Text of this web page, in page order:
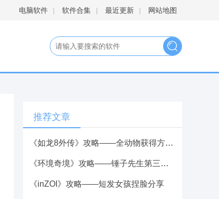
电脑软件 | 软件合集 | 最近更新 | 网站地图
推荐文章
《如龙8外传》攻略——全动物获得方法介绍
《环境奇境》攻略——锤子先生第三阶段攻略分享
《inZOI》攻略——短发女孩捏脸分享